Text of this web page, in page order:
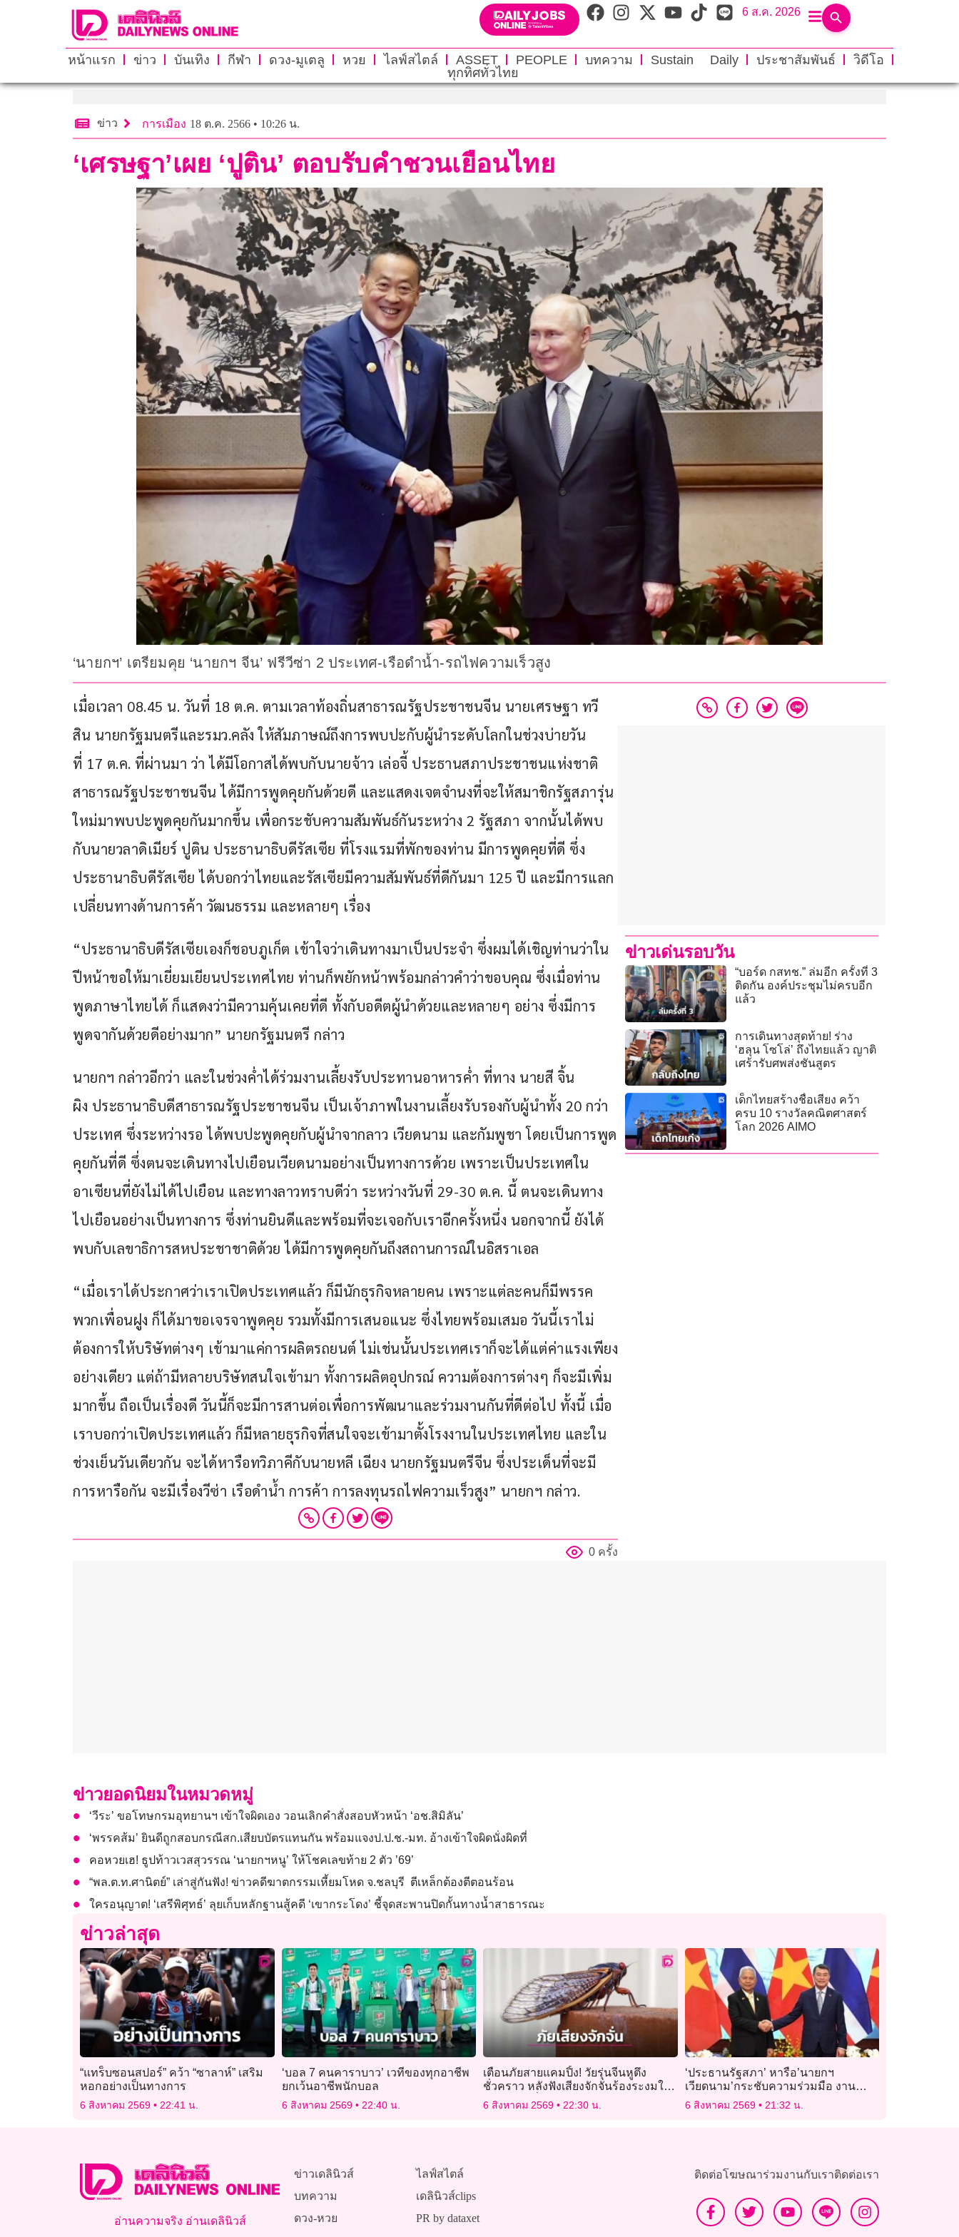
6 ส.ค. 2026
หน้าแรก ข่าว บันเทิง กีฬา ดวง-มูเตลู หวย ไลฟ์สไตล์ ASSET PEOPLE บทความ Sustain Daily ประชาสัมพันธ์
วิดีโอ
ทุกทิศทั่วไทย
ข่าว การเมือง 18 ต.ค. 2566 • 10:26 น.
‘เศรษฐา’เผย ‘ปูติน’ ตอบรับคำชวนเยือนไทย
‘นายกฯ’ เตรียมคุย ‘นายกฯ จีน’ ฟรีวีซ่า 2 ประเทศ-เรือดำน้ำ-รถไฟความเร็วสูง
เมื่อเวลา 08.45 น. วันที่ 18 ต.ค. ตามเวลาท้องถิ่นสาธารณรัฐประชาชนจีน นายเศรษฐา ทวี
สิน นายกรัฐมนตรีและรมว.คลัง ให้สัมภาษณ์ถึงการพบปะกับผู้นำระดับโลกในช่วงบ่ายวัน
ที่ 17 ต.ค. ที่ผ่านมา ว่า ได้มีโอกาสได้พบกับนายจ้าว เล่อจี้ ประธานสภาประชาชนแห่งชาติ
สาธารณรัฐประชาชนจีน ได้มีการพูดคุยกันด้วยดี และแสดงเจตจำนงที่จะให้สมาชิกรัฐสภารุ่น
ใหม่มาพบปะพูดคุยกันมากขึ้น เพื่อกระชับความสัมพันธ์กันระหว่าง 2 รัฐสภา จากนั้นได้พบ
กับนายวลาดิเมียร์ ปูติน ประธานาธิบดีรัสเซีย ที่โรงแรมที่พักของท่าน มีการพูดคุยที่ดี ซึ่ง
ประธานาธิบดีรัสเซีย ได้บอกว่าไทยและรัสเซียมีความสัมพันธ์ที่ดีกันมา 125 ปี และมีการแลก
เปลี่ยนทางด้านการค้า วัฒนธรรม และหลายๆ เรื่อง
“ประธานาธิบดีรัสเซียเองก็ชอบภูเก็ต เข้าใจว่าเดินทางมาเป็นประจำ ซึ่งผมได้เชิญท่านว่าใน
ปีหน้าขอให้มาเยี่ยมเยียนประเทศไทย ท่านก็พยักหน้าพร้อมกล่าวคำว่าขอบคุณ ซึ่งเมื่อท่าน
พูดภาษาไทยได้ ก็แสดงว่ามีความคุ้นเคยที่ดี ทั้งกับอดีตผู้นำด้วยและหลายๆ อย่าง ซึ่งมีการ
พูดจากันด้วยดีอย่างมาก” นายกรัฐมนตรี กล่าว
นายกฯ กล่าวอีกว่า และในช่วงค่ำได้ร่วมงานเลี้ยงรับประทานอาหารค่ำ ที่ทาง นายสี จิ้น
ผิง ประธานาธิบดีสาธารณรัฐประชาชนจีน เป็นเจ้าภาพในงานเลี้ยงรับรองกับผู้นำทั้ง 20 กว่า
ประเทศ ซึ่งระหว่างรอ ได้พบปะพูดคุยกับผู้นำจากลาว เวียดนาม และกัมพูชา โดยเป็นการพูด
คุยกันที่ดี ซึ่งตนจะเดินทางไปเยือนเวียดนามอย่างเป็นทางการด้วย เพราะเป็นประเทศใน
อาเซียนที่ยังไม่ได้ไปเยือน และทางลาวทราบดีว่า ระหว่างวันที่ 29-30 ต.ค. นี้ ตนจะเดินทาง
ไปเยือนอย่างเป็นทางการ ซึ่งท่านยินดีและพร้อมที่จะเจอกับเราอีกครั้งหนึ่ง นอกจากนี้ ยังได้
พบกับเลขาธิการสหประชาชาติด้วย ได้มีการพูดคุยกันถึงสถานการณ์ในอิสราเอล
“เมื่อเราได้ประกาศว่าเราเปิดประเทศแล้ว ก็มีนักธุรกิจหลายคน เพราะแต่ละคนก็มีพรรค
พวกเพื่อนฝูง ก็ได้มาขอเจรจาพูดคุย รวมทั้งมีการเสนอแนะ ซึ่งไทยพร้อมเสมอ วันนี้เราไม่
ต้องการให้บริษัทต่างๆ เข้ามาแค่การผลิตรถยนต์ ไม่เช่นนั้นประเทศเราก็จะได้แต่ค่าแรงเพียง
อย่างเดียว แต่ถ้ามีหลายบริษัทสนใจเข้ามา ทั้งการผลิตอุปกรณ์ ความต้องการต่างๆ ก็จะมีเพิ่ม
มากขึ้น ถือเป็นเรื่องดี วันนี้ก็จะมีการสานต่อเพื่อการพัฒนาและร่วมงานกันที่ดีต่อไป ทั้งนี้ เมื่อ
เราบอกว่าเปิดประเทศแล้ว ก็มีหลายธุรกิจที่สนใจจะเข้ามาตั้งโรงงานในประเทศไทย และใน
ช่วงเย็นวันเดียวกัน จะได้หารือทวิภาคีกับนายหลี เฉียง นายกรัฐมนตรีจีน ซึ่งประเด็นที่จะมี
การหารือกัน จะมีเรื่องวีซ่า เรือดำน้ำ การค้า การลงทุนรถไฟความเร็วสูง” นายกฯ กล่าว.
0 ครั้ง
ข่าวเด่นรอบวัน
“บอร์ด กสทช.” ล่มอีก ครั้งที่ 3
ติดกัน องค์ประชุมไม่ครบอีก
แล้ว
การเดินทางสุดท้าย! ร่าง
‘ฮลุน โซโล่’ ถึงไทยแล้ว ญาติ
เศร้ารับศพส่งชันสูตร
เด็กไทยสร้างชื่อเสียง คว้า
ครบ 10 รางวัลคณิตศาสตร์
โลก 2026 AIMO
ข่าวยอดนิยมในหมวดหมู่
‘วีระ’ ขอโทษกรมอุทยานฯ เข้าใจผิดเอง วอนเลิกคำสั่งสอบหัวหน้า ‘อช.สิมิลัน’
‘พรรคส้ม’ ยินดีถูกสอบกรณีสก.เสียบบัตรแทนกัน พร้อมแจงป.ป.ช.-มท. อ้างเข้าใจผิดนั่งผิดที่
คอหวยเฮ! ธูปท้าวเวสสุวรรณ ‘นายกฯหนู’ ให้โชคเลขท้าย 2 ตัว ’69’
“พล.ต.ท.ศานิตย์” เล่าสู่กันฟัง! ข่าวคดีฆาตกรรมเหี้ยมโหด จ.ชลบุรี ตีเหล็กต้องตีตอนร้อน
ใครอนุญาต! ‘เสรีพิศุทธ์’ ลุยเก็บหลักฐานสู้คดี ‘เขากระโดง’ ชี้จุดสะพานปิดกั้นทางน้ำสาธารณะ
ข่าวล่าสุด
“แทร็บซอนสปอร์” คว้า “ซาลาห์” เสริม
หอกอย่างเป็นทางการ
6 สิงหาคม 2569 22:41 น.
‘บอล 7 คนคาราบาว’ เวทีของทุกอาชีพ
ยกเว้นอาชีพนักบอล
6 สิงหาคม 2569 22:40 น.
เตือนภัยสายแคมปิ้ง! วัยรุ่นจีนหูตึง
ชั่วคราว หลังฟังเสียงจักจั่นร้องระงมใน
ป่านาน 4 ชั่วโมง
6 สิงหาคม 2569 22:30 น.
‘ประธานรัฐสภา’ หารือ’นายกฯ
เวียดนาม’กระชับความร่วมมือ งาน
นิติบัญญัติ เน้นป้องกัน – ปราบปรามยา
6 สิงหาคม 2569 21:32 น.
อ่านความจริง อ่านเดลินิวส์
ข่าวเดลินิวส์
บทความ
ดวง-หวย
ไลฟ์สไตล์
เดลินิวส์clips
PR by dataxet
ติดต่อโฆษณาร่วมงานกับเราติดต่อเรา